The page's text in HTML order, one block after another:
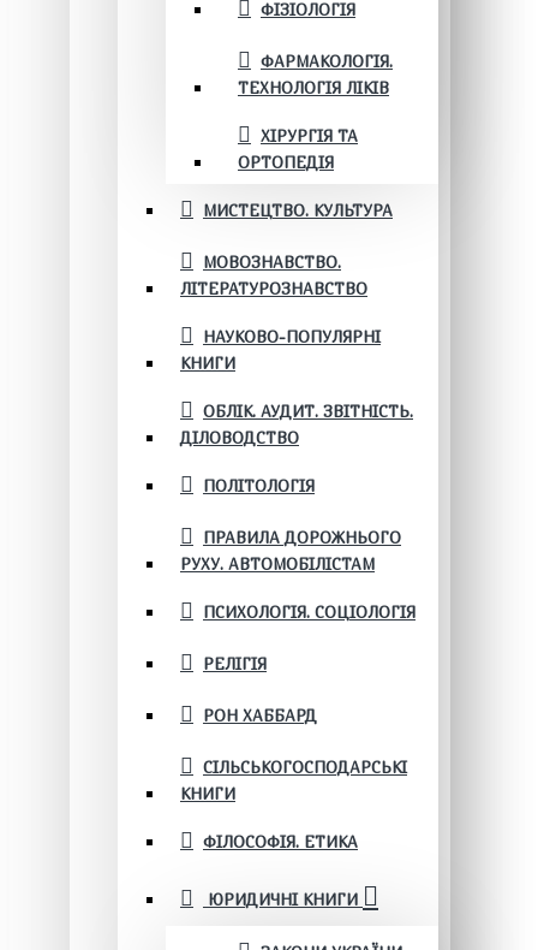
ФІЗІОЛОГІЯ
ФАРМАКОЛОГІЯ.
ТЕХНОЛОГІЯ ЛІКІВ
ХІРУРГІЯ ТА
ОРТОПЕДІЯ
МИСТЕЦТВО. КУЛЬТУРА
МОВОЗНАВСТВО.
ЛІТЕРАТУРОЗНАВСТВО
НАУКОВО-ПОПУЛЯРНІ
КНИГИ
ОБЛІК. АУДИТ. ЗВІТНІСТЬ.
ДІЛОВОДСТВО
ПОЛІТОЛОГІЯ
ПРАВИЛА ДОРОЖНЬОГО
РУХУ. АВТОМОБІЛІСТАМ
ПСИХОЛОГІЯ. СОЦІОЛОГІЯ
РЕЛІГІЯ
РОН ХАББАРД
СІЛЬСЬКОГОСПОДАРСЬКІ
КНИГИ
ФІЛОСОФІЯ. ЕТИКА
ЮРИДИЧНІ КНИГИ